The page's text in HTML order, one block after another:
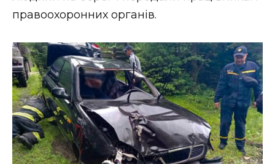
правоохоронних органів.